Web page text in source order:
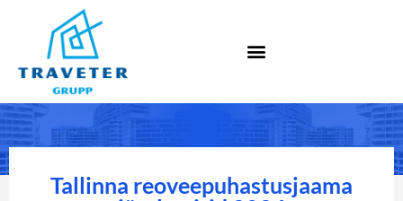
Tallinna reoveepuhastusjaama